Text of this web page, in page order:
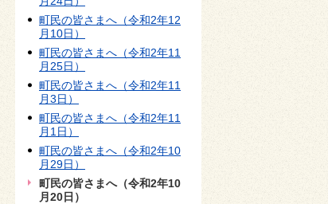
町民の皆さまへ（令和2年12
月10日）
町民の皆さまへ（令和2年11
月25日）
町民の皆さまへ（令和2年11
月3日）
町民の皆さまへ（令和2年11
月1日）
町民の皆さまへ（令和2年10
月29日）
町民の皆さまへ（令和2年10
月20日）